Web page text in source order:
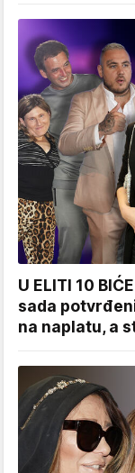
U ELITI 10
sada
na naplatu, a